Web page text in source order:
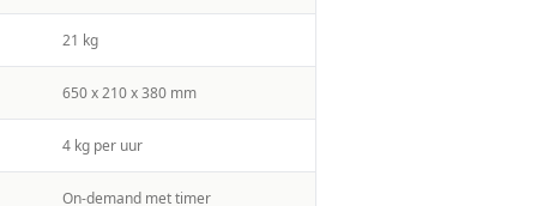
21 kg
650 x 210 x 380 mm
4 kg per uur
On-demand met timer